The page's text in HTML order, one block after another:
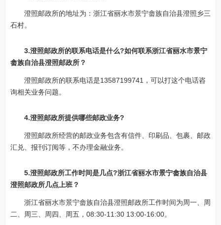
澄照邮政所的地址为：浙江省丽水市景宁畲族自治县澄照乡三
石村。
3.澄照邮政所的联系电话是什么?如何联系浙江省丽水市景宁
畲族自治县澄照邮政所？
澄照邮政所的联系电话是13587199741，可以打这个电话咨
询相关业务问题。
4.澄照邮政所提供哪些邮政业务?
澄照邮政所经营的邮政业务包含有信件、印刷品、包裹、邮政
汇兑、报刊订阅等，不办理金融业务。
5.澄照邮政所工作时间是几点?浙江省丽水市景宁畲族自治县
澄照邮政所几点上班？
浙江省丽水市景宁畲族自治县澄照邮政所工作时间为周一、周
二、周三、周四、周五，08:30-11:30 13:00-16:00。